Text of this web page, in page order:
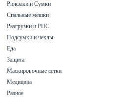
Рюкзаки и Сумки
Спальные мешки
Разгрузки и РПС
Подсумки и чехлы
Еда
Защита
Маскировочные сетки
Медицина
Разное